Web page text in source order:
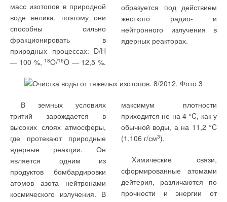
масс изотопов в природной
воде велика, поэтому они
способны сильно
фракционировать в
природных процессах: D/H
— 100 %, 18O/16O — 12,5 %.
образуется под действием
жесткого радио- и
нейтронного излучения в
ядерных реакторах.
В земных условиях
тритий зарождается в
высоких слоях атмосферы,
где протекают природные
ядерные реакции. Он
является одним из
продуктов бомбардировки
атомов азота нейтронами
космического излучения. В
максимум плотности
приходится не на 4 °C, как у
обычной воды, а на 11,2 °C
(1,106 г/см3).
Химические связи,
сформированные атомами
дейтерия, различаются по
прочности и энергии от
где q
— значение
плотности теплового потока
q[Вт/м ] для глади наружной
стены вдали от откоса; qотк
откосу в пределах двух
проема.
В экспериментах,
однако, измерялась не
средняя величина q
, а
максимальная q
—
непосредственно у узла
примыкания заполнения
На рис. 3 показаны
замеров в одном из
здания для периода с 11 по
15 февраля 2010 г., а на
рис. 4 —
экспериментальный
по выражению (1).